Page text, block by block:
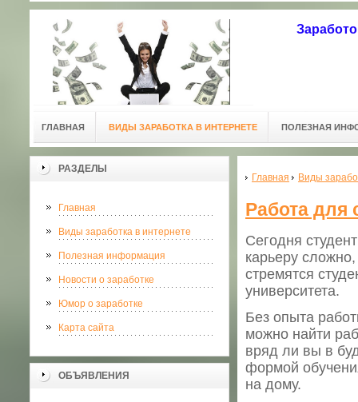
ГЛАВНАЯ ВИДЫ ЗАРАБОТКА В ИНТЕРНЕТЕ ПОЛЕЗНАЯ
РАЗДЕЛЫ
Главная
Виды заработка в интернете
Полезная информация
Новости о заработке
Юмор о заработке
Карта сайта
ОБЪЯВЛЕНИЯ
Главная Виды
Работа для
Сегодня
карьеру
стремятся
университета.
Без опыта
можно найти
вряд ли вы в
формой
на дому.